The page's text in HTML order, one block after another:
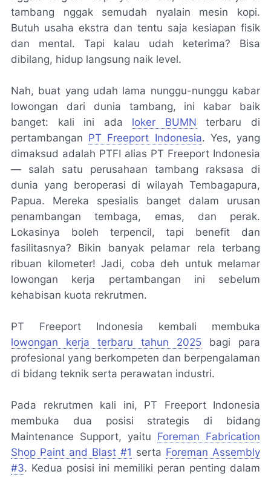
tambang nggak semudah nyalain mesin kopi.
Butuh usaha ekstra dan tentu saja kesiapan fisik
dan mental. Tapi kalau udah keterima? Bisa
dibilang, hidup langsung naik level.
Nah, buat yang udah lama nunggu-nunggu kabar
lowongan dari dunia tambang, ini kabar baik
banget: kali ini ada loker BUMN terbaru di
pertambangan PT Freeport Indonesia. Yes, yang
dimaksud adalah PTFI alias PT Freeport Indonesia
— salah satu perusahaan tambang raksasa di
dunia yang beroperasi di wilayah Tembagapura,
Papua. Mereka spesialis banget dalam urusan
penambangan tembaga, emas, dan perak.
Lokasinya boleh terpencil, tapi benefit dan
fasilitasnya? Bikin banyak pelamar rela terbang
ribuan kilometer! Jadi, coba deh untuk melamar
lowongan kerja pertambangan ini sebelum
kehabisan kuota rekrutmen.
PT Freeport Indonesia kembali membuka
lowongan kerja terbaru tahun 2025 bagi para
profesional yang berkompeten dan berpengalaman
di bidang teknik serta perawatan industri.
Pada rekrutmen kali ini, PT Freeport Indonesia
membuka dua posisi strategis di bidang
Maintenance Support, yaitu Foreman Fabrication
Shop Paint and Blast #1 serta Foreman Assembly
#3. Kedua posisi ini memiliki peran penting dalam